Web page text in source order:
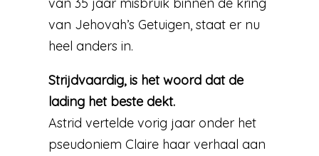
van Jehovah’s Getuigen, staat er nu
heel anders in.
Strijdvaardig, is het woord dat de
lading het beste dekt.
Astrid vertelde vorig jaar onder het
pseudoniem Claire haar verhaal aan